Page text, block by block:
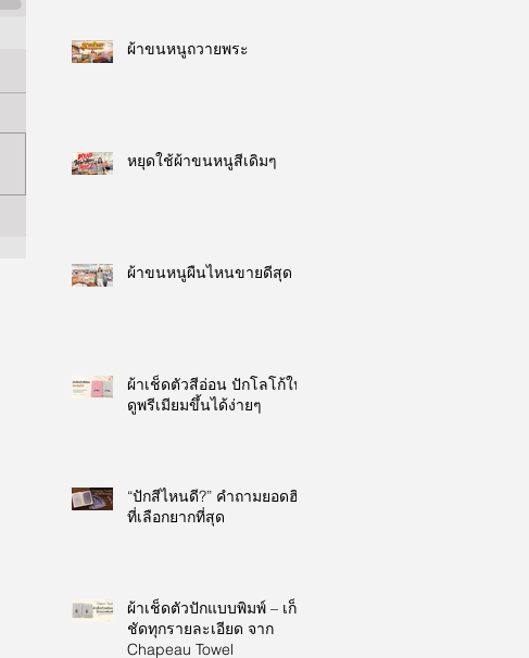
ผ้าขนหนูถวายพระ
หยุดใช้ผ้าขนหนูสีเดิมๆ
ผ้าขนหนูผืนไหนขายดีสุด
ผ้าเช็ดตัวสีอ่อน ปักโลโก้ให้
ดูพรีเมียมขึ้นได้ง่ายๆ
“ปักสีไหนดี?” คำถามยอดฮิต
ที่เลือกยากที่สุด
ผ้าเช็ดตัวปักแบบพิมพ์ – เก็บ
ชัดทุกรายละเอียด จาก
Chapeau Towel